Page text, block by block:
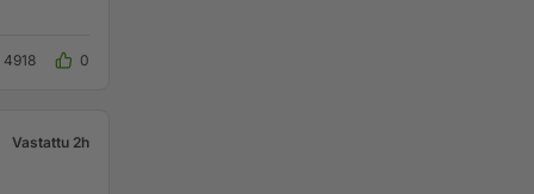
4918 0
Vastattu 2h